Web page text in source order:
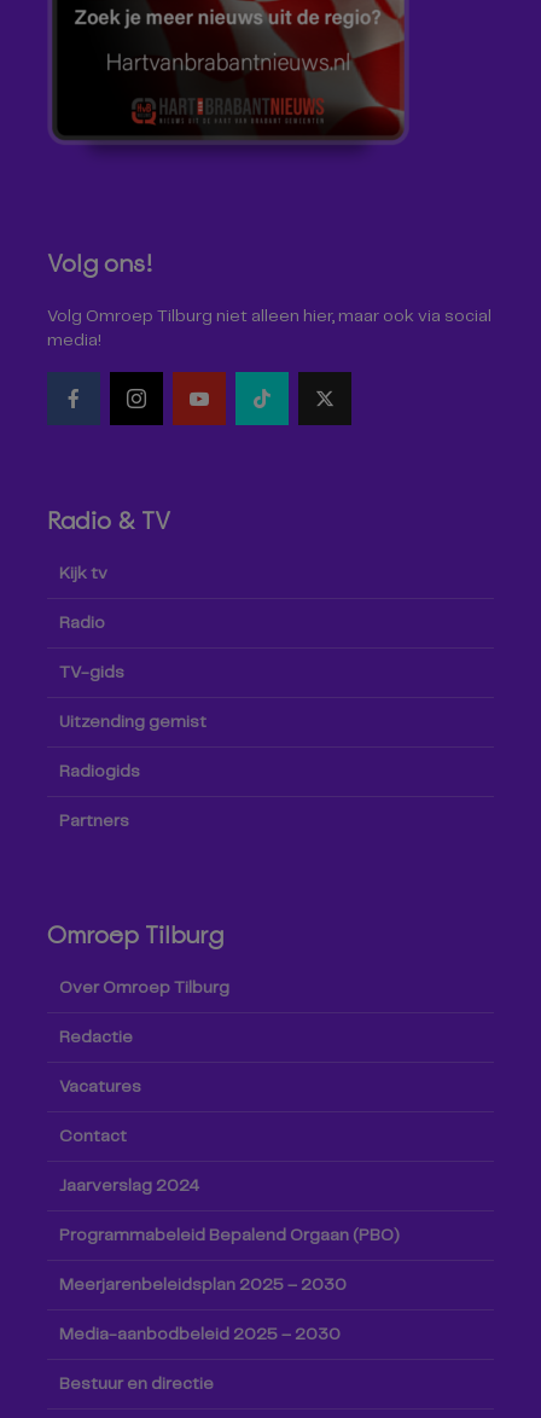
Volg ons!
Volg Omroep Tilburg niet alleen hier, maar ook via social
media!
Radio & TV
Kijk tv
Radio
TV-gids
Uitzending gemist
Radiogids
Partners
Omroep Tilburg
Over Omroep Tilburg
Redactie
Vacatures
Contact
Jaarverslag 2024
Programmabeleid Bepalend Orgaan (PBO)
Meerjarenbeleidsplan 2025 – 2030
Media-aanbodbeleid 2025 – 2030
Bestuur en directie